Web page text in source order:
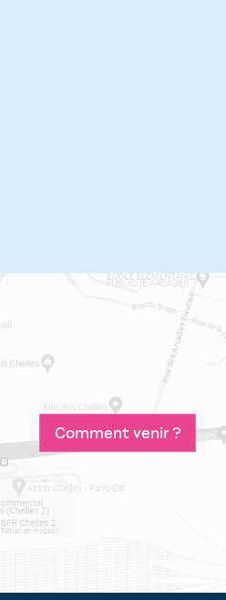
Comment venir ?